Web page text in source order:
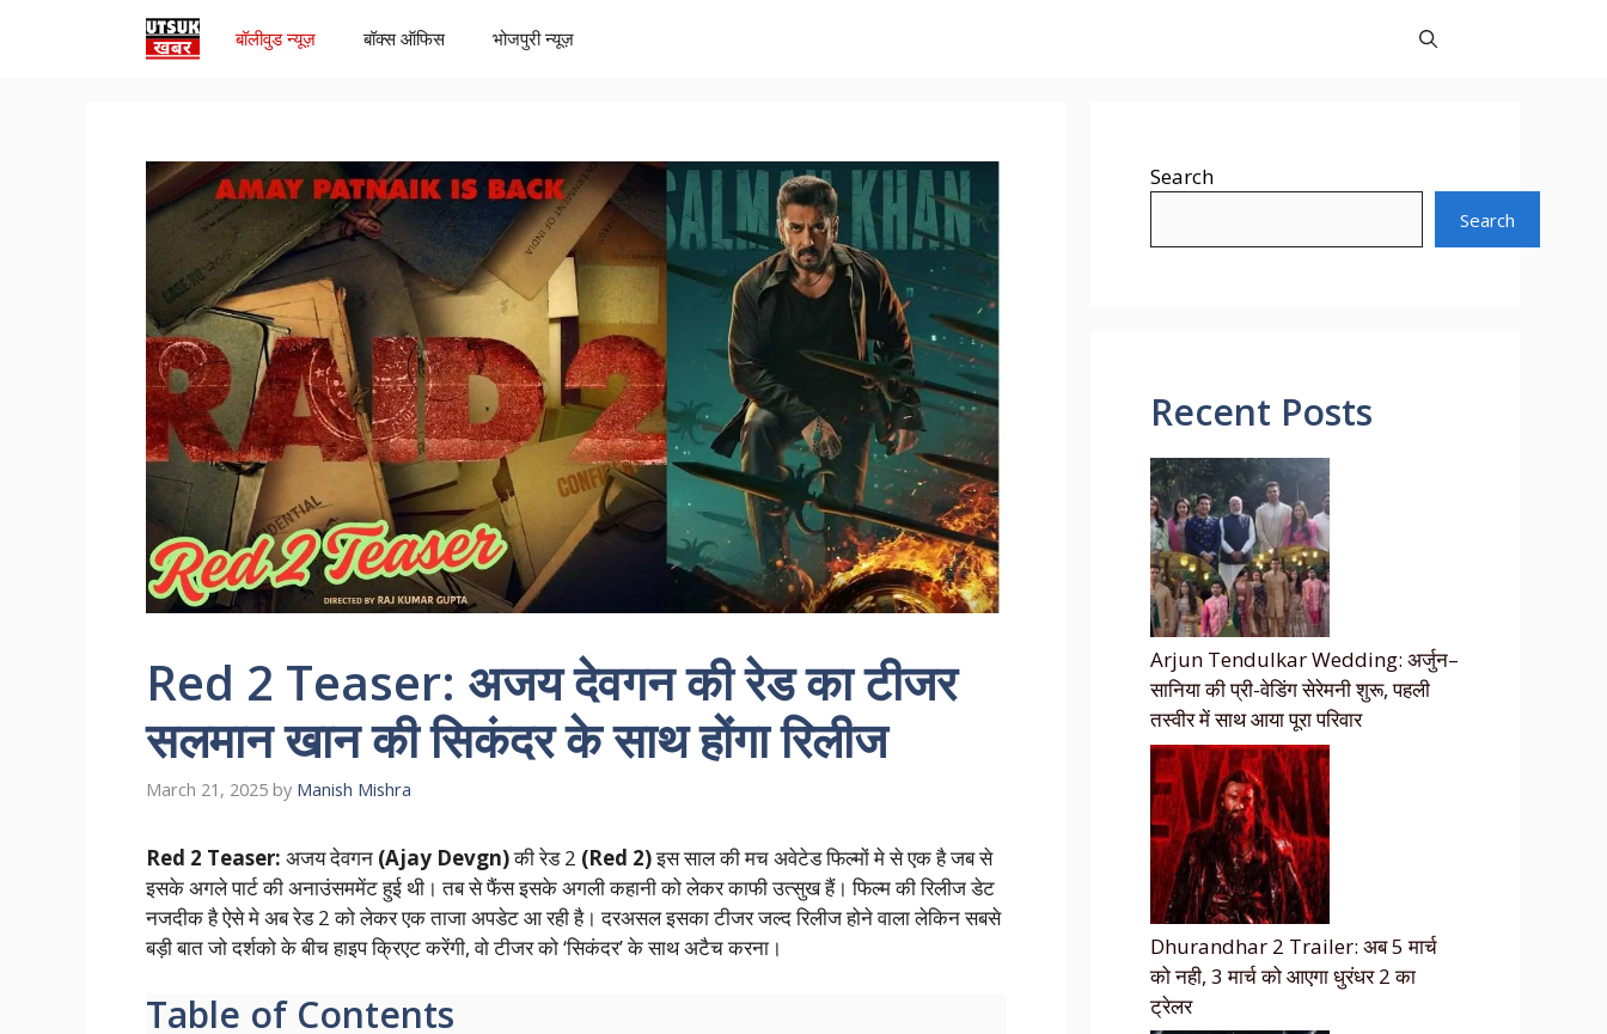
बॉलीवुड न्यूज़ बॉक्स ऑफिस भोजपुरी न्यूज़
Red 2 Teaser: अजय देवगन की रेड का टीजर
सलमान खान की सिकंदर के साथ होंगा रिलीज
March 21, 2025 by Manish Mishra
Red 2 Teaser: अजय देवगन (Ajay Devgn)की रेड 2 (Red 2)इस साल की मच अवेटेड फिल्मों मे से एक है जब से
इसके अगले पार्ट की अनाउंसममेंट हुई थी। तब से फैंस इसके अगली कहानी को लेकर काफी उत्सुख हैं। फिल्म की रिलीज डेट
नजदीक है ऐसे मे अब रेड 2 को लेकर एक ताजा अपडेट आ रही है। दरअसल इसका टीजर जल्द रिलीज होने वाला लेकिन सबसे
बड़ी बात जो दर्शको के बीच हाइप क्रिएट करेंगी, वो टीजर को ‘सिकंदर’ के साथ अटैच करना।
Table of Contents
Search
Search
Recent Posts
Arjun Tendulkar Wedding: अर्जुन–
सानिया की प्री-वेडिंग सेरेमनी शुरू, पहली
तस्वीर में साथ आया पूरा परिवार
Dhurandhar 2 Trailer: अब 5 मार्च
को नही, 3 मार्च को आएगा धुरंधर 2 का
ट्रेलर